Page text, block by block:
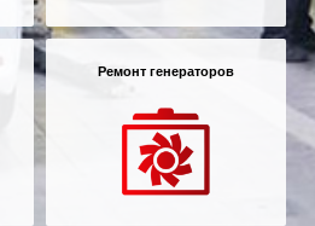
Ремонт генераторов